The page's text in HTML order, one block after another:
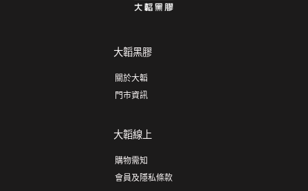
大韜黑膠
關於大韜
門市資訊
大韜線上
購物需知
會員及隱私條款